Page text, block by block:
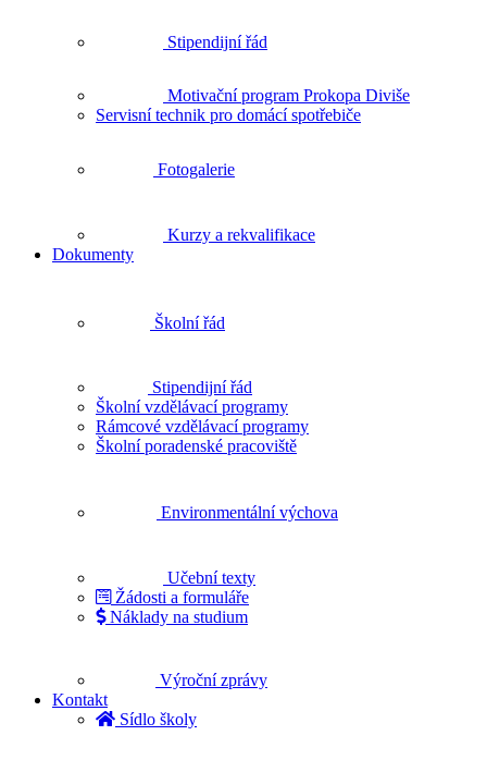
Stipendijní řád
Motivační program Prokopa Diviše
Servisní technik pro domácí spotřebiče
Fotogalerie
Kurzy a rekvalifikace
Dokumenty
Školní řád
Stipendijní řád
Školní vzdělávací programy
Rámcové vzdělávací programy
Školní poradenské pracoviště
Environmentální výchova
Učební texty
Žádosti a formuláře
Náklady na studium
Výroční zprávy
Kontakt
Sídlo školy